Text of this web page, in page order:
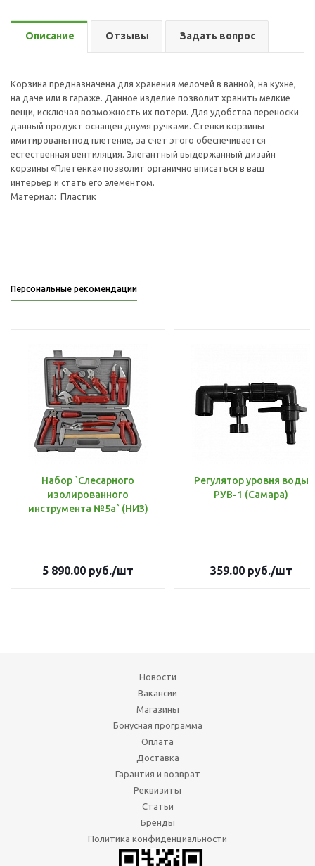
Описание Отзывы Задать вопрос
Корзина предназначена для хранения мелочей в ванной, на кухне,
на даче или в гараже. Данное изделие позволит хранить мелкие
вещи, исключая возможность их потери. Для удобства переноски
данный продукт оснащен двумя ручками. Стенки корзины
имитированы под плетение, за счет этого обеспечивается
естественная вентиляция. Элегантный выдержанный дизайн
корзины «Плетёнка» позволит органично вписаться в ваш
интерьер и стать его элементом.
Материал: Пластик
Персональные рекомендации
Набор `Слесарного
изолированного
инструмента №5а` (НИЗ)
5 890.00 руб./шт
Регулятор уровня воды
РУВ-1 (Самара)
359.00руб./шт
Новости
Вакансии
Магазины
Бонусная программа
Оплата
Доставка
Гарантия и возврат
Реквизиты
Статьи
Бренды
Политика конфиденциальности